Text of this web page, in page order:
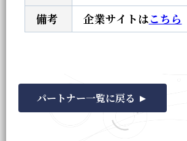
備考
企業サイトはこちら
パートナー一覧に戻る